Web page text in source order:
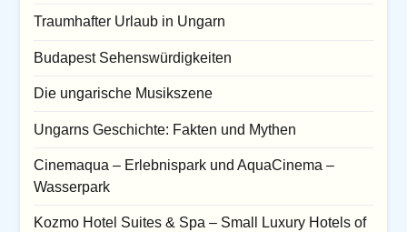
Traumhafter Urlaub in Ungarn
Budapest Sehenswürdigkeiten
Die ungarische Musikszene
Ungarns Geschichte: Fakten und Mythen
Cinemaqua – Erlebnispark und AquaCinema –
Wasserpark
Kozmo Hotel Suites & Spa – Small Luxury Hotels of